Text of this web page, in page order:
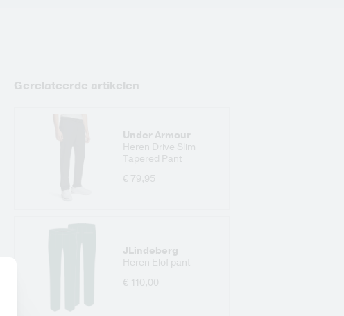
Gerelateerde artikelen
Under Armour
Heren Drive Slim
Tapered Pant
€ 79,95
JLindeberg
Heren Elof pant
€ 110,00